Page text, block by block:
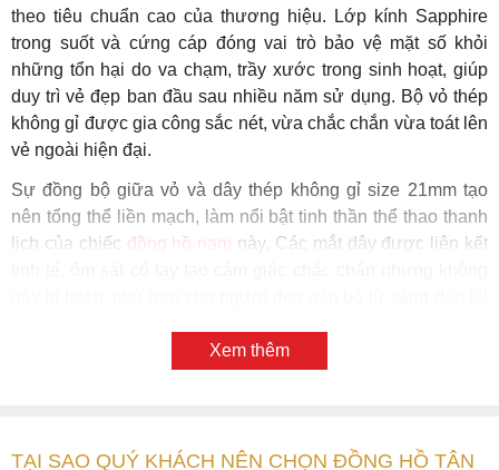
theo tiêu chuẩn cao của thương hiệu. Lớp kính Sapphire
trong suốt và cứng cáp đóng vai trò bảo vệ mặt số khỏi
những tổn hại do va chạm, trầy xước trong sinh hoạt, giúp
duy trì vẻ đẹp ban đầu sau nhiều năm sử dụng. Bộ vỏ thép
không gỉ được gia công sắc nét, vừa chắc chắn vừa toát lên
vẻ ngoài hiện đại.
Sự đồng bộ giữa vỏ và dây thép không gỉ size 21mm tạo
nên tổng thể liền mạch, làm nổi bật tinh thần thể thao thanh
lịch của chiếc đồng hồ nam này. Các mắt dây được liên kết
Xem thêm
TẠI SAO QUÝ KHÁCH NÊN CHỌN ĐỒNG HỒ TÂN